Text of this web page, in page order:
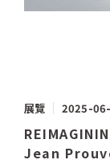
展覽 2025-
Jean